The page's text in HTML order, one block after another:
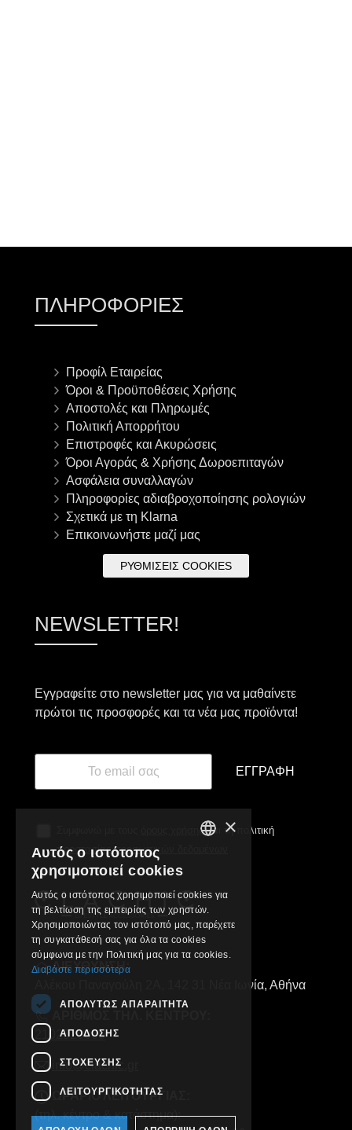
ΠΛΗΡΟΦΟΡΊΕΣ
Προφίλ Εταιρείας
Όροι & Προϋποθέσεις Χρήσης
Αποστολές και Πληρωμές
Πολιτική Απορρήτου
Επιστροφές και Ακυρώσεις
Όροι Αγοράς & Χρήσης Δωροεπιταγών
Ασφάλεια συναλλαγών
Πληροφορίες αδιαβροχοποίησης ρολογιών
Σχετικά με τη Klarna
Επικοινωνήστε μαζί μας
ΡΥΘΜΊΣΕΙΣ COOKIES
NEWSLETTER!
Εγγραφείτε στο newsletter μας για να μαθαίνετε
πρώτοι τις προσφορές και τα νέα μας προϊόντα!
ΕΓΓΡΑΦΉ
όρους χρήσηςκαι τη πολιτική
προστασίας προσωπικών δεδομένων
ΔΙΕΥΘΥΝΣΗ:
Αλέκου Παναγούλη 2Α, 142 31 Νέα Ιωνία, Αθήνα
2102829000
info@clachic.gr
ΩΡΑΡΙΟ ΛΕΙΤΟΥΡΓΙΑΣ:
(τηλ. κέντρο & κατάστημα):
×
Αυτός ο ιστότοπος
χρησιμοποιεί cookies
Αυτός ο ιστότοπος χρησιμοποιεί cookies για
τη βελτίωση της εμπειρίας των χρηστών.
Χρησιμοποιώντας τον ιστότοπό μας, παρέχετε
τη συγκατάθεσή σας για όλα τα cookies
σύμφωνα με την Πολιτική μας για τα cookies.
Διαβάστε περισσότερα
ΑΠΟΛΎΤΩΣ ΑΠΑΡΑΊΤΗΤΑ
ΑΠΌΔΟΣΗΣ
ΣΤΌΧΕΥΣΗΣ
ΛΕΙΤΟΥΡΓΙΚΌΤΗΤΑΣ